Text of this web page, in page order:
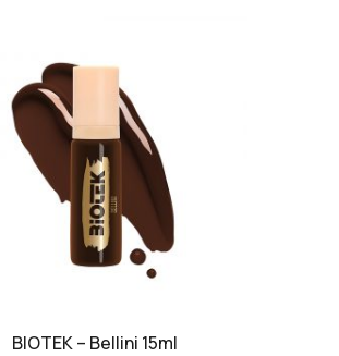
BIOTEK – Bellini 15ml